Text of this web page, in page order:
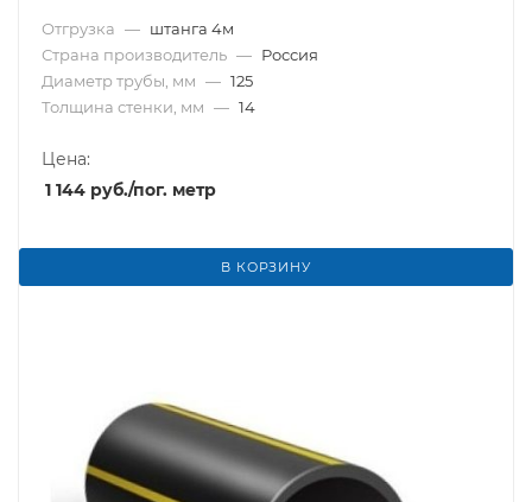
Отгрузка — штанга 4м
Страна производитель — Россия
Диаметр трубы, мм — 125
Толщина стенки, мм — 14
Цена:
1 144 руб./пог. метр
В КОРЗИНУ